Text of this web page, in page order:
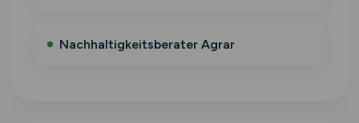
Nachhaltigkeitsberater Agrar